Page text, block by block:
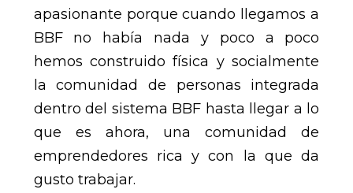
apasionante porque cuando llegamos a
BBF no había nada y poco a poco
hemos construido física y socialmente
la comunidad de personas integrada
dentro del sistema BBF hasta llegar a lo
que es ahora, una comunidad de
emprendedores rica y con la que da
gusto trabajar.